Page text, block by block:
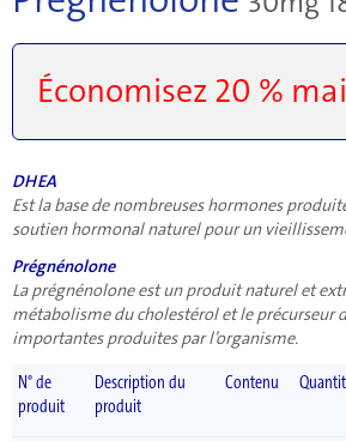
Économisez 20 %
DHEA
Est la base de nombreuses hormones
soutien hormonal naturel pour un
Prégnénolone
La prégnénolone est un produit naturel et
métabolisme du cholestérol et le précurseur
importantes produites par l’organisme.
N° de
produit
Description du
produit
Contenu